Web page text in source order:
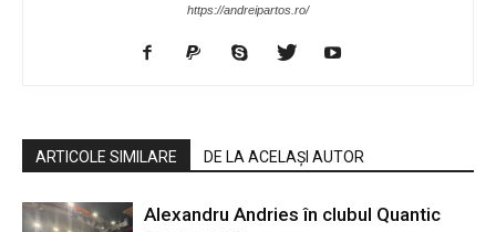
https://andreipartos.ro/
ARTICOLE SIMILARE DE LA ACELAȘI AUTOR
Alexandru Andries în clubul Quantic